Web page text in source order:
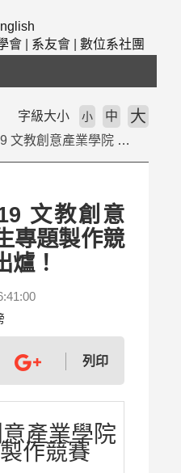
會 系友會 數位系社團
【公告】2019 文教創意產業學院 學生專題製作競賽 得獎名單出爐！
字級大小 小 中 大
文教創意
專題製作競
爐！
列印
產業學院
作競賽